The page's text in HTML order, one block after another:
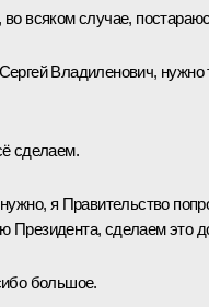
всяком случае,
Владиленович, нужно
сделаем.
я Правительство
Президента, сделаем это
большое.